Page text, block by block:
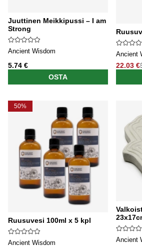
Juuttinen Meikkipussi – I am
Strong
Ancient Wisdom
5.74 €
OSTA
Ancient
22.03 €
50%
Ruusuvesi 100ml x 5 kpl
Ancient Wisdom Ancient